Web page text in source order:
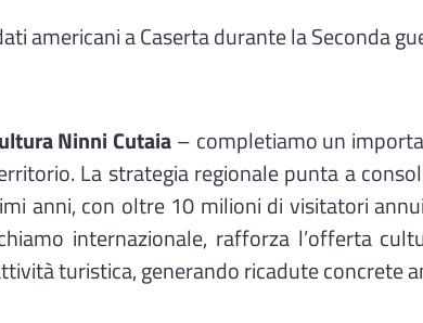
americani a Caserta durante la Seconda
Ninni Cutaia – completiamo un
La strategia regionale punta a
anni, con oltre 10 milioni di visitatori
internazionale, rafforza l’offerta
turistica, generando ricadute concrete